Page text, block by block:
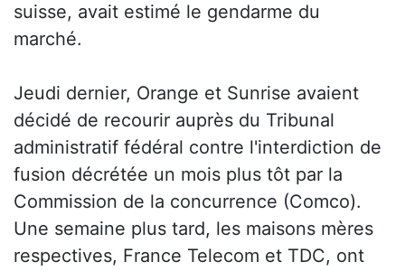
suisse, avait estimé le gendarme du
marché.
Jeudi dernier, Orange et Sunrise avaient
décidé de recourir auprès du Tribunal
administratif fédéral contre l'interdiction de
fusion décrétée un mois plus tôt par la
Commission de la concurrence (Comco).
Une semaine plus tard, les maisons mères
respectives, France Telecom et TDC, ont